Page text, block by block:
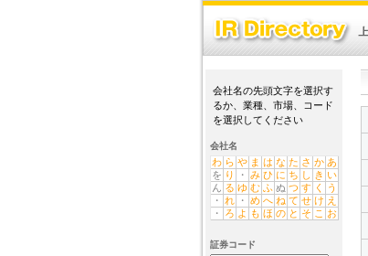
会社名の先頭文字を選択す
るか、業種、市場、コード
を選択してください
会社名
わ ら や ま は な た さ か あ
を り ・ み ひ に ち し き い
ん る ゆ む ふ ぬ つ す く
う
・ れ ・ め へ ね て せ け え
・
ろ よ も ほ の と そ こ お
証券コード